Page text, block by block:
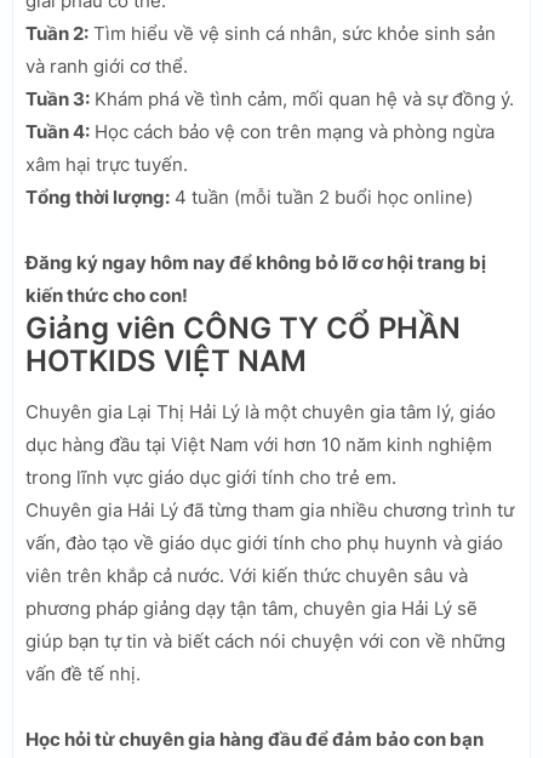
Tuần 2: Tìm hiểu về vệ sinh cá nhân, sức khỏe sinh sản
và ranh giới cơ thể.
Tuần 3: Khám phá về tình cảm, mối quan hệ và sự đồng ý.
Tuần 4: Học cách bảo vệ con trên mạng và phòng ngừa
xâm hại trực tuyến.
Tổng thời lượng: 4 tuần (mỗi tuần 2 buổi học online)
Đăng ký ngay hôm nay để không bỏ lỡ cơ hội trang bị
kiến thức cho con!
Giảng viên CÔNG TY CỔ PHẦN
HOTKIDS VIỆT NAM
Chuyên gia Lại Thị Hải Lý là một chuyên gia tâm lý, giáo
dục hàng đầu tại Việt Nam với hơn 10 năm kinh nghiệm
trong lĩnh vực giáo dục giới tính cho trẻ em.
Chuyên gia Hải Lý đã từng tham gia nhiều chương trình tư
vấn, đào tạo về giáo dục giới tính cho phụ huynh và giáo
viên trên khắp cả nước. Với kiến thức chuyên sâu và
phương pháp giảng dạy tận tâm, chuyên gia Hải Lý sẽ
giúp bạn tự tin và biết cách nói chuyện với con về những
vấn đề tế nhị.
Học hỏi từ chuyên gia hàng đầu để đảm bảo con bạn